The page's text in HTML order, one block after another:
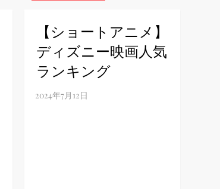
【ショートアニメ】
ディズニー映画人気
ランキング